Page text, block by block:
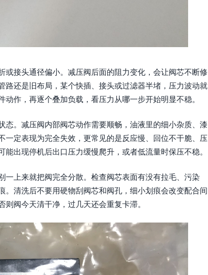
或接头通径偏小。减压阀后面的阻力变化，会让阀芯不断修
路还是旧布局，某个快插、接头或过滤器半堵，压力波动就
作，再逐个叠加负载，看压力从哪一步开始明显不稳。
态。减压阀内部阀芯动作需要顺畅，油液里的细小杂质、漆
定表现为完全失效，更常见的是反应慢、回位不干脆、压
出现停机后出口压力缓慢爬升，或者低流量时保压不稳。
一上来就把阀完全分散。检查阀芯表面有没有拉毛、污染
清洗后不要用硬物刮阀芯和阀孔，细小划痕会改变配合间
阀今天清干净，过几天还会重复卡滞。